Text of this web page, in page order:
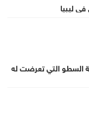
ليبيا
السطو التي تعرضت له